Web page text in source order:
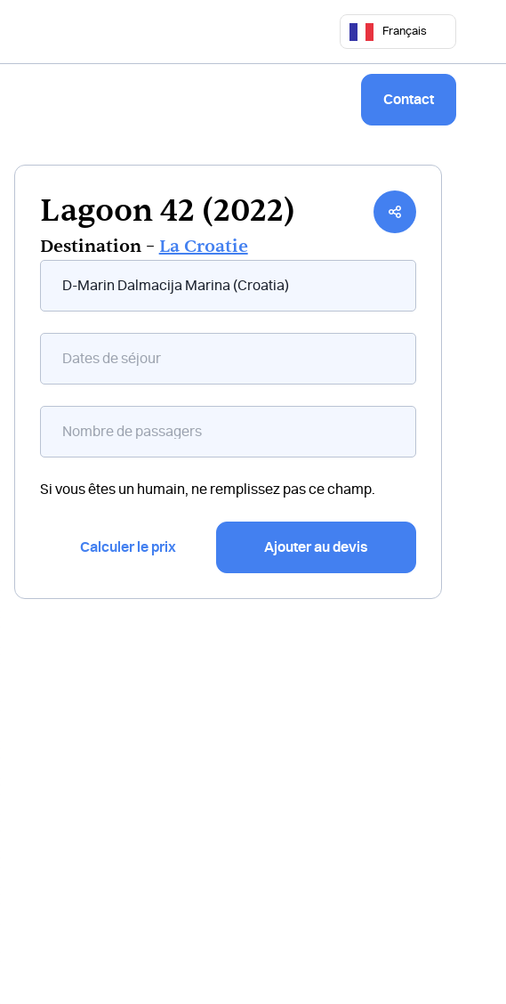
Français
Contact
Lagoon 42 (2022)
Destination – La Croatie
flottant
bateau
Si vous êtes un humain, ne remplissez pas ce champ.
Calculer le prix Ajouter au devis